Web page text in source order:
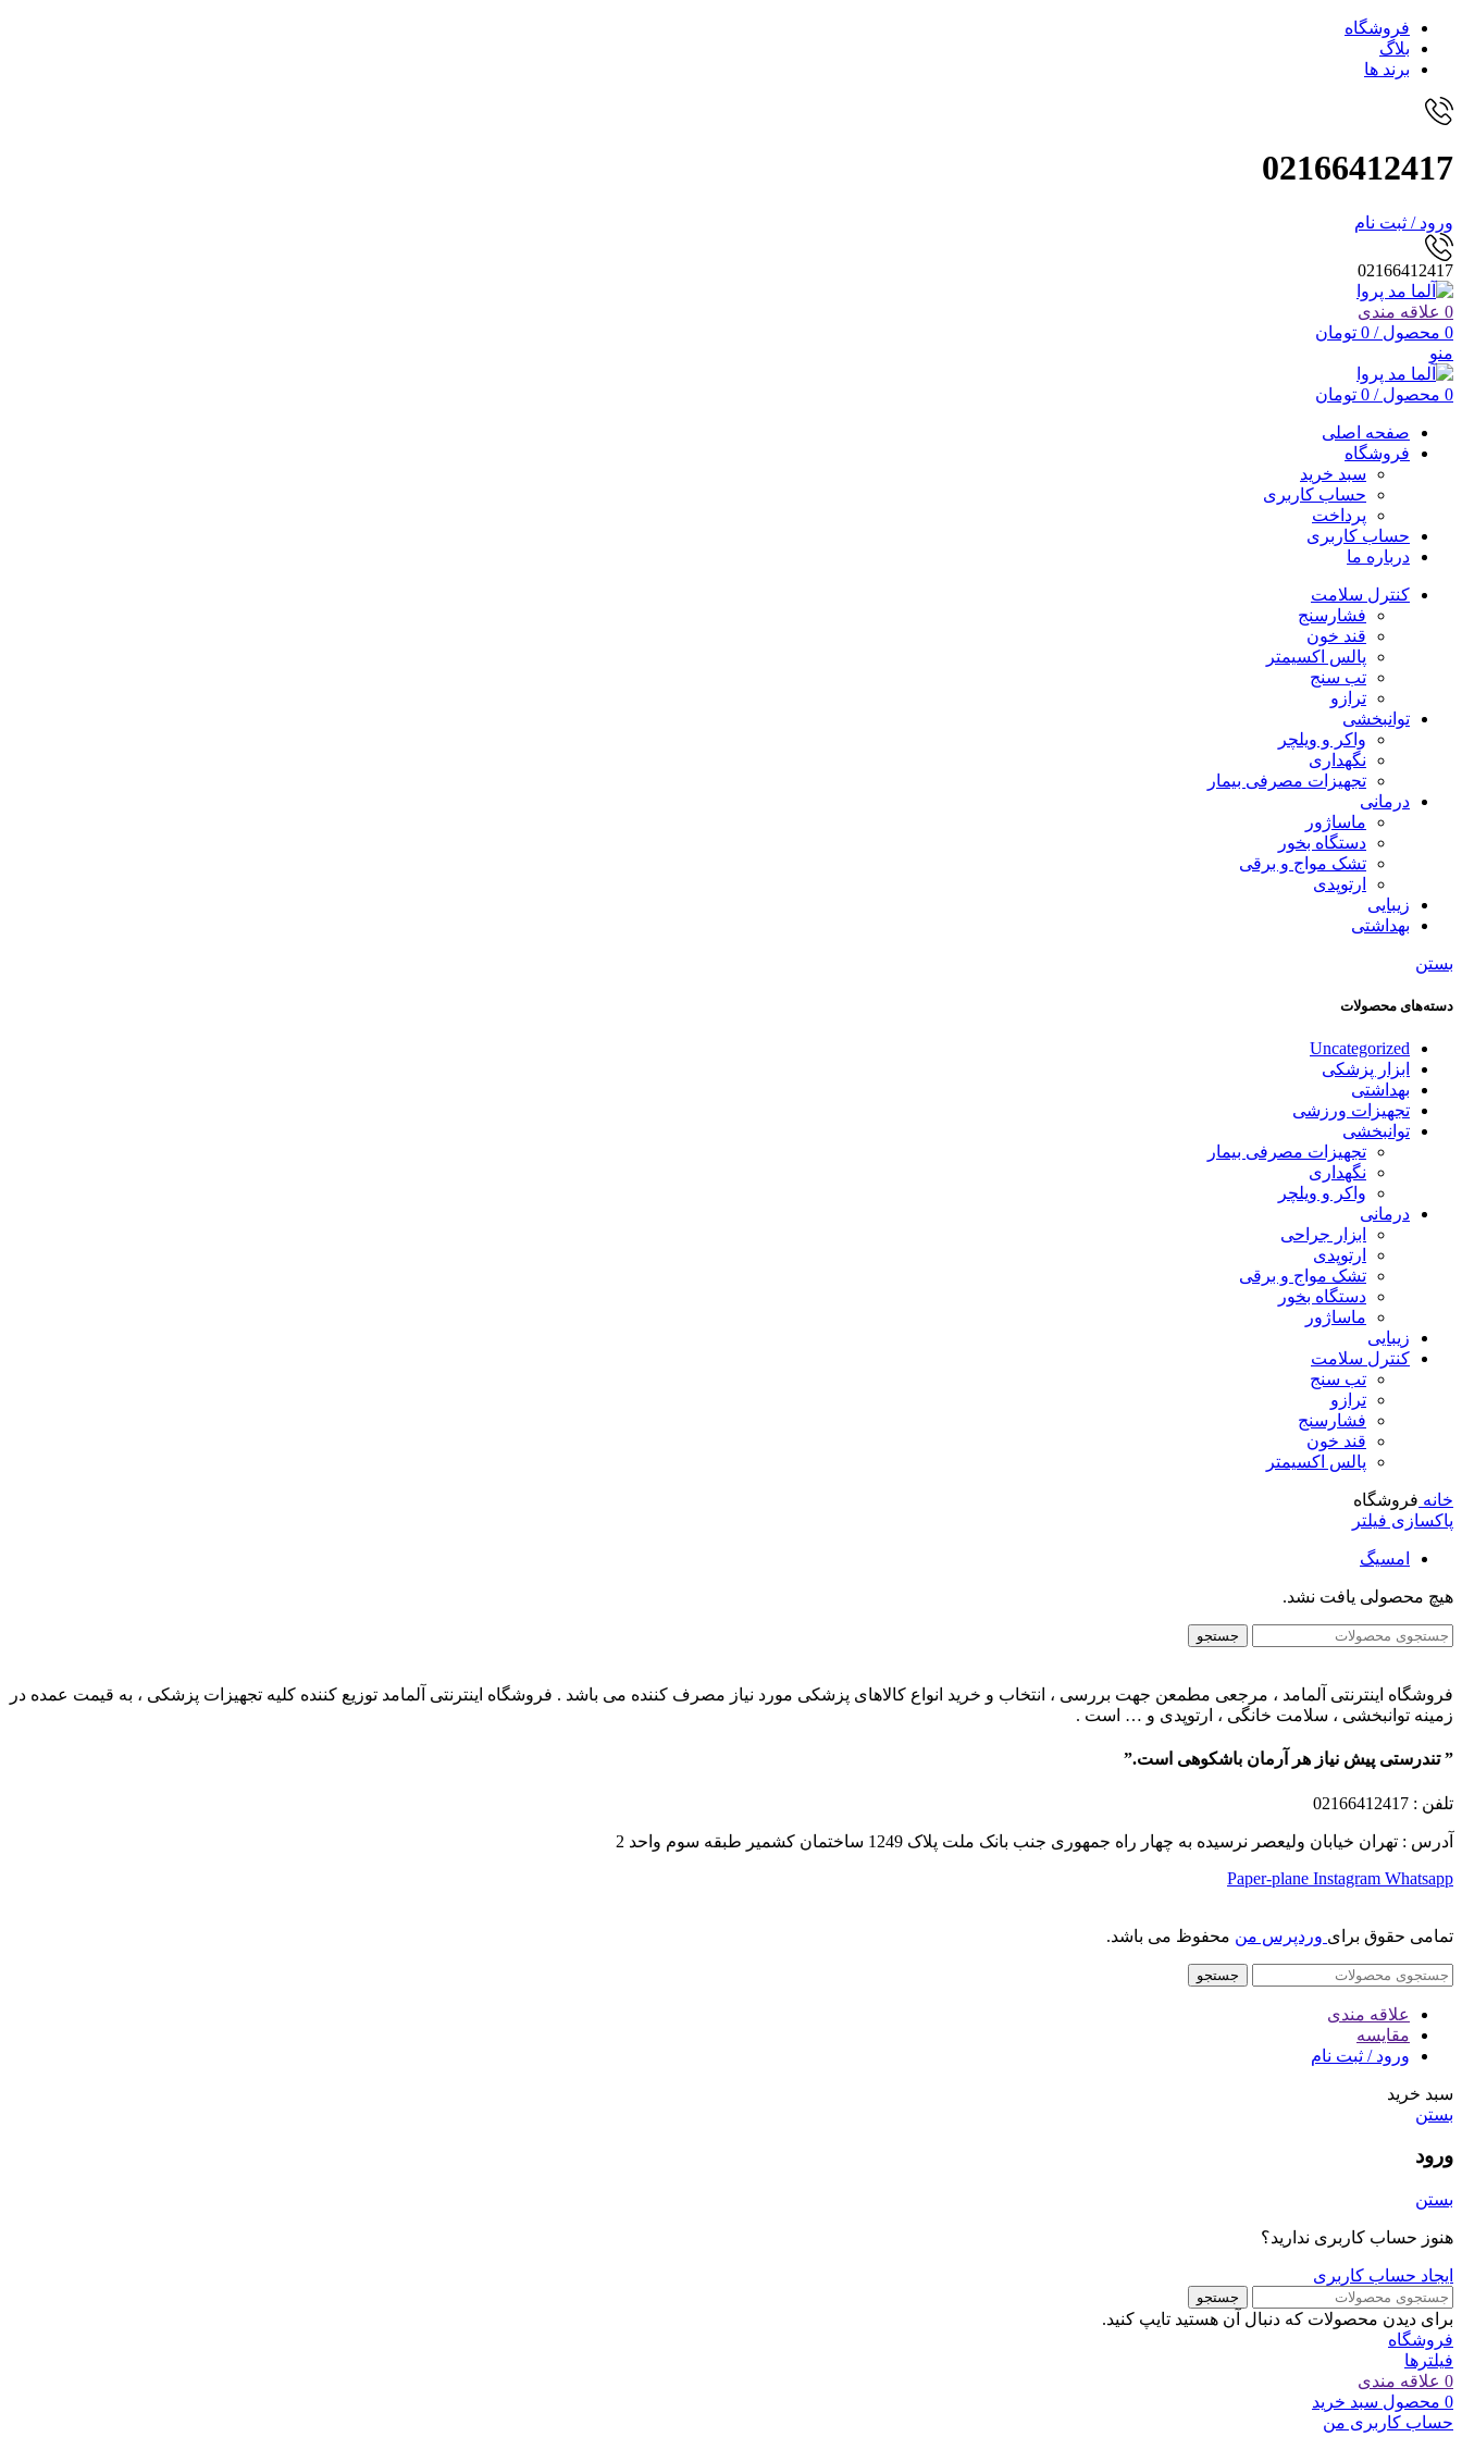
فروشگاه
بلاگ
برند ها
02166412417
ورود / ثبت نام
02166412417
0 علاقه مندی
0 محصول /
0 تومان
منو
0 محصول /
0 تومان
صفحه اصلی
فروشگاه
سبد خرید
حساب کاربری
پرداخت
حساب کاربری
درباره ما
کنترل سلامت
فشارسنج
قند خون
پالس اکسیمتر
تب سنج
ترازو
توانبخشی
واکر و ویلچر
نگهداری
تجهیزات مصرفی بیمار
درمانی
ماساژور
دستگاه بخور
تشک مواج و برقی
ارتوپدی
زیبایی
بهداشتی
بستن
دسته‌های محصولات
Uncategorized
ابزار پزشکی
بهداشتی
تجهیزات ورزشی
توانبخشی
تجهیزات مصرفی بیمار
نگهداری
واکر و ویلچر
درمانی
ابزار جراحی
ارتوپدی
تشک مواج و برقی
دستگاه بخور
ماساژور
زیبایی
کنترل سلامت
تب سنج
ترازو
فشارسنج
قند خون
پالس اکسیمتر
خانه فروشگاه
پاکسازی فیلتر
امسیگ
هیچ محصولی یافت نشد.
جستجو
فروشگاه اینترنتی آلمامد ، مرجعی مطمعن جهت بررسی ، انتخاب و خرید انواع کالاهای پزشکی مورد نیاز مصرف کننده می باشد . فروشگاه اینترنتی آلمامد توزیع کننده کلیه تجهیزات پزشکی ، به قیمت عمده در
زمینه توانبخشی ، سلامت خانگی ، ارتوپدی و … است .
” تندرستی پیش نیاز هر آرمان باشکوهی است.”
تلفن : 02166412417
آدرس : تهران خیابان ولیعصر نرسیده به چهار راه جمهوری جنب بانک ملت پلاک 1249 ساختمان کشمیر طبقه سوم واحد 2
Paper-plane Instagram Whatsapp
تمامی حقوق برای وردپرس من محفوظ می باشد.
جستجو
علاقه مندی
مقایسه
ورود / ثبت نام
سبد خرید
بستن
ورود
بستن
هنوز حساب کاربری ندارید؟
ایجاد حساب کاربری
جستجو
برای دیدن محصولات که دنبال آن هستید تایپ کنید.
فروشگاه
فیلترها
0 علاقه مندی
0 محصول سبد خرید
حساب کاربری من